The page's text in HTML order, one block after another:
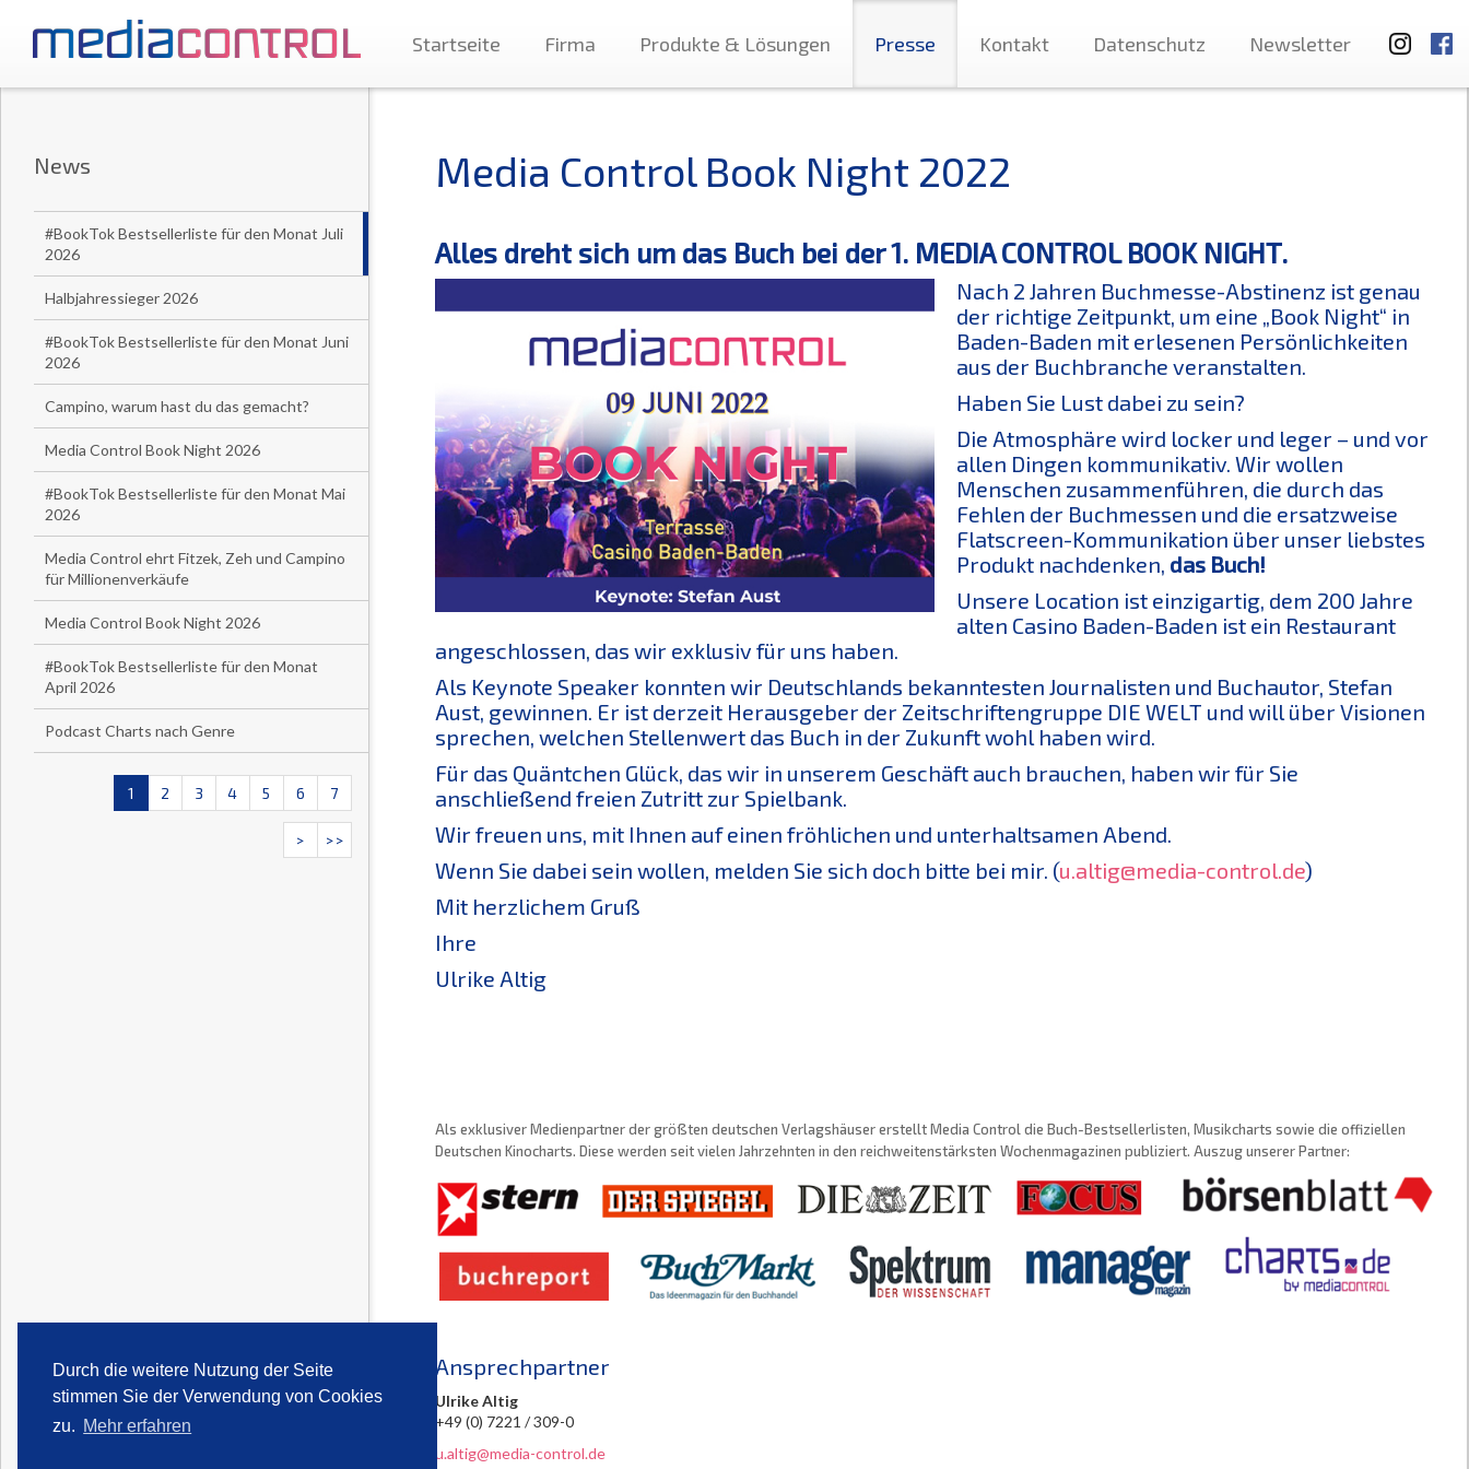
Durch die weitere Nutzung der Seite
stimmen Sie der Verwendung von Cookies
zu. Mehr erfahren
Startseite Firma Produkte & Lösungen Presse Kontakt Datenschutz Newsletter
News
#BookTok Bestsellerliste für den Monat Juli
2026
Halbjahressieger 2026
#BookTok Bestsellerliste für den Monat Juni
2026
Campino, warum hast du das gemacht?
Media Control Book Night 2026
#BookTok Bestsellerliste für den Monat Mai
2026
Media Control ehrt Fitzek, Zeh und Campino
für Millionenverkäufe
Media Control Book Night 2026
#BookTok Bestsellerliste für den Monat
April 2026
Podcast Charts nach Genre
1 2 3 4 5 6 7
> >>
Media Control Book Night 2022
Alles dreht sich um das Buch bei der 1. MEDIA CONTROL BOOK NIGHT.
Nach 2 Jahren Buchmesse-Abstinenz ist genau
der richtige Zeitpunkt, um eine „Book Night“ in
Baden-Baden mit erlesenen Persönlichkeiten
aus der Buchbranche veranstalten.
Haben Sie Lust dabei zu sein?
Die Atmosphäre wird locker und leger – und vor
allen Dingen kommunikativ. Wir wollen
Menschen zusammenführen, die durch das
Fehlen der Buchmessen und die ersatzweise
Flatscreen-Kommunikation über unser liebstes
Produkt nachdenken, das Buch!
Unsere Location ist einzigartig, dem 200 Jahre
alten Casino Baden-Baden ist ein Restaurant
angeschlossen, das wir exklusiv für uns haben.
Als Keynote Speaker konnten wir Deutschlands bekanntesten Journalisten und Buchautor, Stefan
Aust, gewinnen. Er ist derzeit Herausgeber der Zeitschriftengruppe DIE WELT und will über Visionen
sprechen, welchen Stellenwert das Buch in der Zukunft wohl haben wird.
Für das Quäntchen Glück, das wir in unserem Geschäft auch brauchen, haben wir für Sie
anschließend freien Zutritt zur Spielbank.
Wir freuen uns, mit Ihnen auf einen fröhlichen und unterhaltsamen Abend.
Wenn Sie dabei sein wollen, melden Sie sich doch bitte bei mir. (u.altig@media-control.de)
Mit herzlichem Gruß
Ihre
Ulrike Altig
Als exklusiver Medienpartner der größten deutschen Verlagshäuser erstellt Media Control die Buch-Bestsellerlisten, Musikcharts sowie die offiziellen
Deutschen Kinocharts. Diese werden seit vielen Jahrzehnten in den reichweitenstärksten Wochenmagazinen publiziert. Auszug unserer Partner:
Ansprechpartner
Ulrike Altig
+49 (0) 7221 / 309-0
u.altig@media-control.de